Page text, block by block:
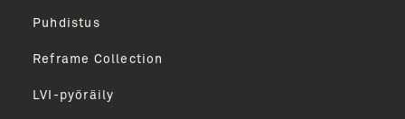
Etunimi
Puhdistus
Reframe Collection
LVI-pyöräily